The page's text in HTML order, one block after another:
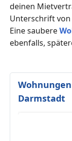
deinen
Unterschrift
Eine saubere
ebenfalls,
Darmstadt